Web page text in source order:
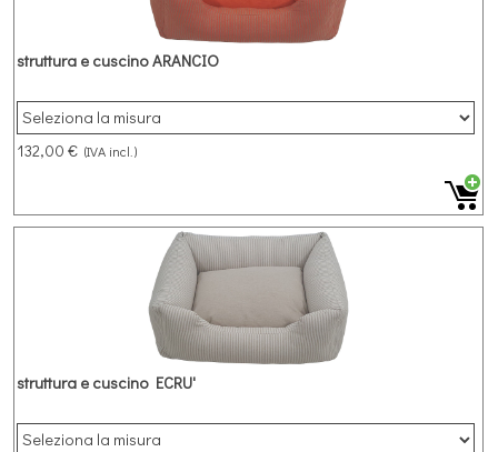
struttura e cuscino ARANCIO
132,00 € (IVA incl.)
struttura e cuscino ECRU'